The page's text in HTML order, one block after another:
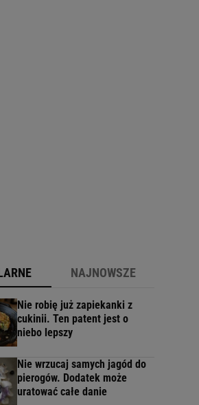
NAJNOWSZE
Nie robię już zapiekanki z
cukinii. Ten patent jest o
niebo lepszy
Nie wrzucaj samych jagód do
pierogów. Dodatek może
uratować całe danie